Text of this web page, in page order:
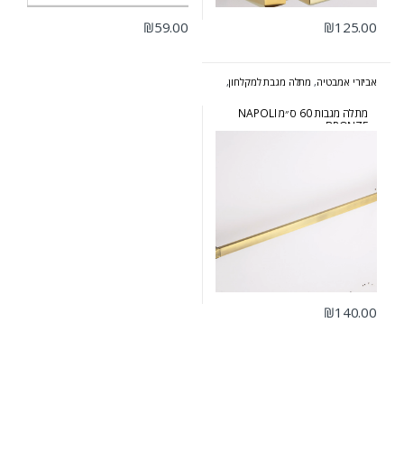
₪125.00
₪59.00
אביזרי אמבטיה, מתלה מגבת למקלחון,
מתלה מגבות 60 ס״מ NAPOLI
BRONZE
₪140.00